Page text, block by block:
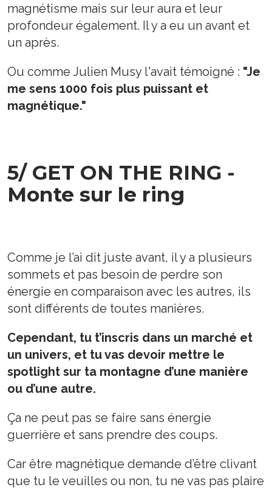
magnétisme mais sur leur aura et leur
profondeur également. Il y a eu un avant et
un après.
Ou comme Julien Musy l'avait témoigné : "Je
me sens 1000 fois plus puissant et
magnétique."
5/ GET ON THE RING -
Monte sur le ring
Comme je l’ai dit juste avant, il y a plusieurs
sommets et pas besoin de perdre son
énergie en comparaison avec les autres, ils
sont différents de toutes manières.
Cependant, tu t’inscris dans un marché et
un univers, et tu vas devoir mettre le
spotlight sur ta montagne d’une manière
ou d’une autre.
Ça ne peut pas se faire sans énergie
guerrière et sans prendre des coups.
Car être magnétique demande d’être clivant
que tu le veuilles ou non, tu ne vas pas plaire